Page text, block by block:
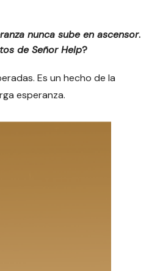
nunca sube en ascensor.
de Señor Help?
Es un hecho de la
esperanza.